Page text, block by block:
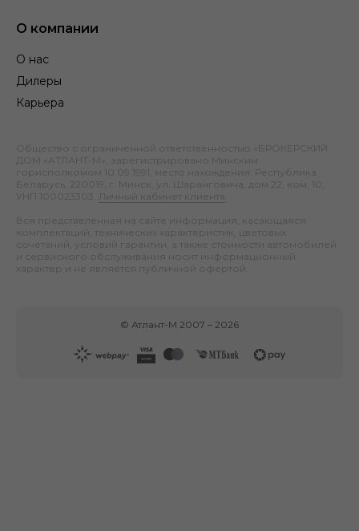
О компании
О нас
Дилеры
Карьера
Общество с ограниченной ответственностью «БРОКЕРСКИЙ
ДОМ «АТЛАНТ-М», зарегистрировано Минским
горисполкомом 10.09.1991; место нахождения: Республика
Беларусь, 220019, г. Минск, ул. Шаранговича, дом 22, ком. 10;
УНП 100023303.
Личный кабинет клиента
Вся представленная на сайте информация, касающаяся
комплектаций, технических характеристик, цветовых
сочетаний, условий гарантии, а также стоимости автомобилей
и сервисного обслуживания носит информационный
характер и не является публичной офертой.
© Атлант-М 2007 – 2026